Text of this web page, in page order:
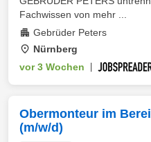
Fachwissen von mehr ...
Gebrüder Peters
Nürnberg
vor 3 Wochen
Obermonteur im
(m/w/d)